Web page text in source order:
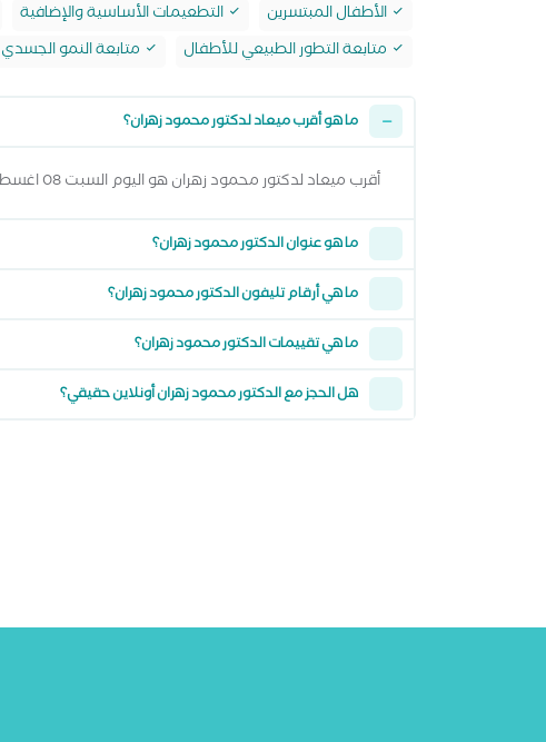
الأطفال المبتسرين التطعيمات الأساسية والإضافية
متابعة التطور الطبيعي للأطفال
متابعة النمو
ما هو أقرب ميعاد لدكتور محمود زهران؟
أقرب ميعاد لدكتور محمود زهران هو اليوم السبت 08 اغسطس 2026 من 6:30 مساءً وتقدر تشوف كل المواعيد المتاحة من خلال عرض المواعيد أعلاه
ما هو عنوان الدكتور محمود زهران؟
ما هي أرقام تليفون الدكتور محمود زهران؟
ما هي تقييمات الدكتور محمود زهران؟
هل الحجز مع الدكتور محمود زهران أونلاين حقيقي؟